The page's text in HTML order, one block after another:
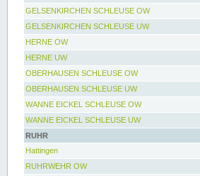
GELSENKIRCHEN SCHLEUSE OW
GELSENKIRCHEN SCHLEUSE UW
HERNE OW
HERNE UW
OBERHAUSEN SCHLEUSE OW
OBERHAUSEN SCHLEUSE UW
WANNE EICKEL SCHLEUSE OW
WANNE EICKEL SCHLEUSE UW
RUHR
Hattingen
RUHRWEHR OW